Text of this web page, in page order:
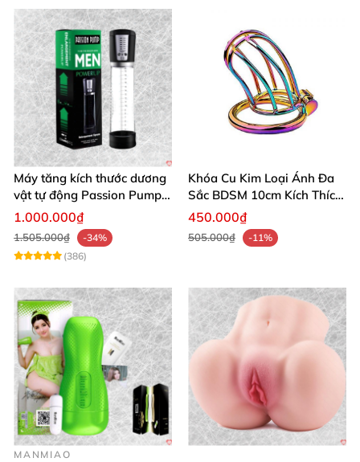
Máy tăng kích thước dương
vật tự động Passion Pump
sạc tiện lợi
1.000.000₫
1.505.000₫
-34%
(386)
Khóa Cu Kim Loại Ánh Đa
Sắc BDSM 10cm Kích Thích
Cao
450.000₫
505.000₫ -11%
MANMIAO